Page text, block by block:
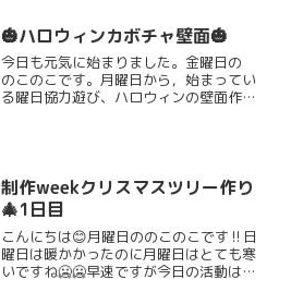
🎃ハロウィンカボチャ壁面🎃
今日も元気に始まりました。金曜日の
のこのこです。月曜日から，始まってい
る曜日協力遊び、ハロウィンの壁面作り
制作weekクリスマスツリー作り
🎄1日目
こんにちは😊月曜日ののこのこです‼️日
曜日は暖かかったのに月曜日はとても寒
いですね🥶🥶早速ですが今日の活動は制